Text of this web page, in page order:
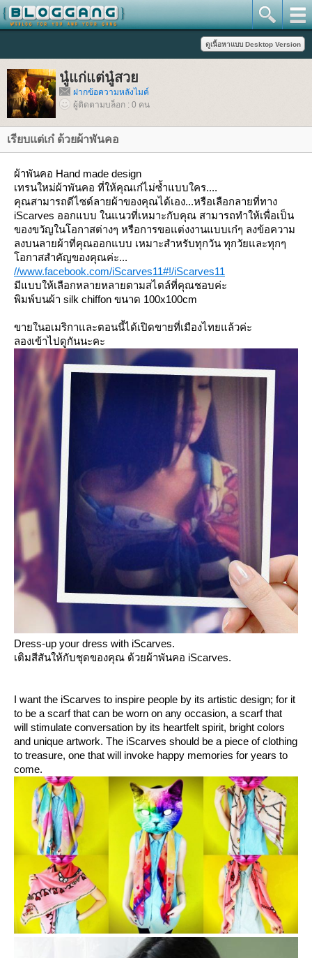
นู๋แก่แต่นู๋สว
ฝากข้อความหลังไมค์
ผู้ติดตามบล็อก : 0 คน
เรียบแต่เก๋ ด้วยผ้าพันคอ
ผ้าพันคอ Hand made design
เทรนใหม่ผ้าพันคอ ที่ให้คุณเก๋ไม่ซ้ำแบบใคร....
คุณสามารถดีไซด์ลายผ้าของคุณได้เอง...หรือเลือกลายที่ทาง
iScarves ออกแบบ ในแนวที่เหมาะกับคุณ สามารถทำให้เพื่อเป็น
ของขวัญในโอกาสต่างๆ หรือการขอแต่งงานแบบเก๋ๆ ลงข้อความ
ลงบนลายผ้าที่คุณออกแบบ เหมาะสำหรับทุกวัน ทุกวัยและทุกๆ
อกาสสำคัญของคุณค่ะ...
//www.facebook.com/iScarves11#!/iScarves11
มีแบบให้เลือกหลายหลายตามสไตล์ที่คุณชอบค่ะ
พิมพ์บนผ้า silk chiffon ขนาด 100x100cm
ขายในอเมริกาและตอนนี้ได้เปิดขายที่เมืองไทยแล้วค่ะ
ลองเข้าไปดูกันนะคะ
Dress-up your dress with iScarves.
เติมสีสันให้กับชุดของคุณ ด้วยผ้าพันคอ iScarves.
I want the iScarves to inspire people by its artistic design; for it
to be a scarf that can be worn on any occasion, a scarf that
will stimulate conversation by its heartfelt spirit, bright colors
and unique artwork. The iScarves should be a piece of clothing
to treasure, one that will invoke happy memories for years to
come.